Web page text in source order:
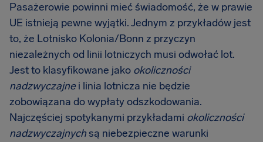
Pasażerowie powinni mieć świadomość, że w prawie
UE istnieją pewne wyjątki. Jednym z przykładów jest
to, że Lotnisko Kolonia/Bonn z przyczyn
niezależnych od linii lotniczych musi odwołać lot.
Jest to klasyfikowane jako okoliczności
nadzwyczajnei linia lotnicza nie będzie
zobowiązana do wypłaty odszkodowania.
Najczęściej spotykanymi przykładami okoliczności
nadzwyczajnychsą niebezpieczne warunki